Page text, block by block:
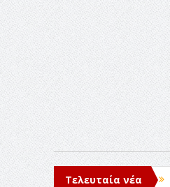
Τελευταία νέα